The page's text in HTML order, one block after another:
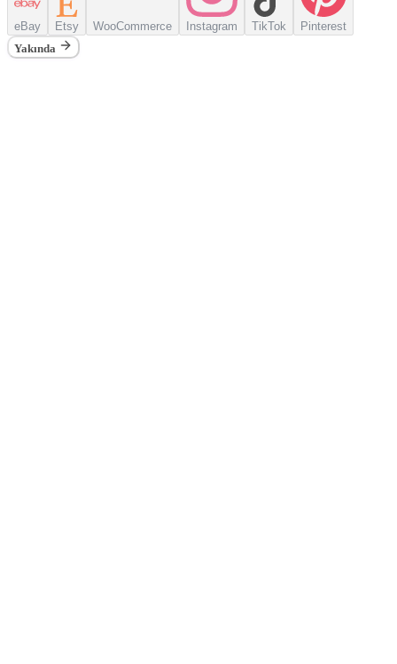
eBay Etsy WooCommerce Instagram TikTok
Pinterest
Yakında